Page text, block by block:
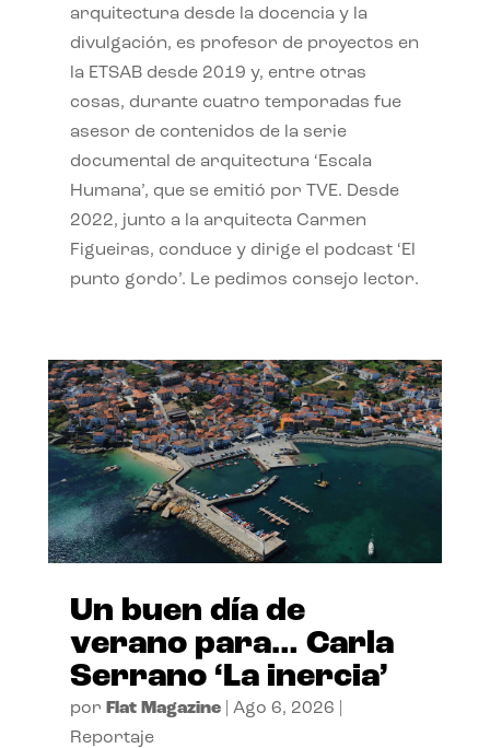
arquitectura desde la docencia y la
divulgación, es profesor de proyectos en
la ETSAB desde 2019 y, entre otras
cosas, durante cuatro temporadas fue
asesor de contenidos de la serie
documental de arquitectura ‘Escala
Humana’, que se emitió por TVE. Desde
2022, junto a la arquitecta Carmen
Figueiras, conduce y dirige el podcast ‘El
punto gordo’. Le pedimos consejo lector.
Un buen día de
verano para… Carla
Serrano ‘La inercia’
por Flat Magazine| Ago 6, 2026
Reportaje